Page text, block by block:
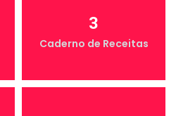
3
Caderno de Receitas